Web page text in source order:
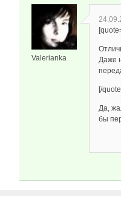
Valerianka
Даже
[/
Да,
бы